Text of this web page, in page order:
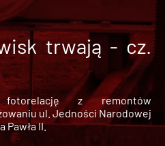
trwają - cz.
fotorelację z remontów
ul. Jedności Narodowej
Pawła II.